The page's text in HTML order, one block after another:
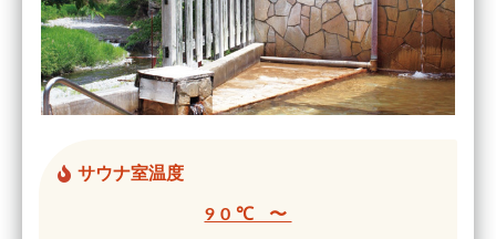
サウナ室温度
90℃ 〜